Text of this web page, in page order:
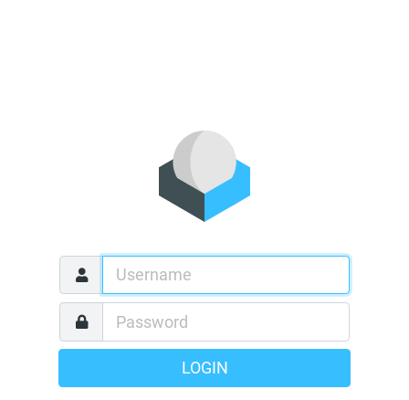
LOGIN